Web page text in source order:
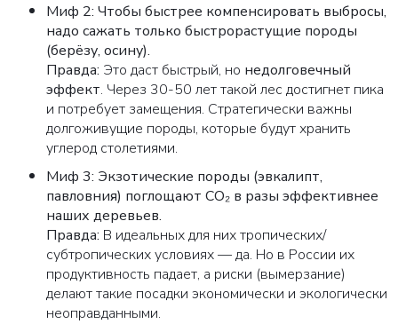
Миф 2: Чтобы быстрее компенсировать выбросы,
надо сажать только быстрорастущие породы
(берёзу, осину).
Правда: Это даст быстрый, но недолговечный
эффект. Через 30-50 лет такой лес достигнет пика
и потребует замещения. Стратегически важны
долгоживущие породы, которые будут хранить
углерод столетиями.
Миф 3: Экзотические породы (эвкалипт,
павловния) поглощают CO₂ в разы эффективнее
наших деревьев.
Правда: В идеальных для них тропических/
субтропических условиях — да. Но в России их
продуктивность падает, а риски (вымерзание)
делают такие посадки экономически и экологически
неоправданными.